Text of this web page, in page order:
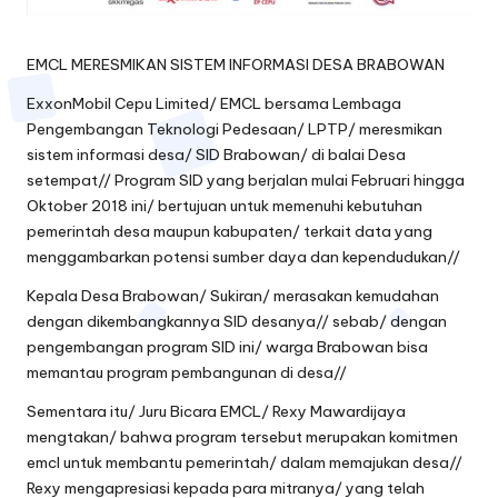
EMCL MERESMIKAN SISTEM INFORMASI DESA BRABOWAN
ExxonMobil Cepu Limited/ EMCL bersama Lembaga
Pengembangan Teknologi Pedesaan/ LPTP/ meresmikan
sistem informasi desa/ SID Brabowan/ di balai Desa
setempat// Program SID yang berjalan mulai Februari hingga
Oktober 2018 ini/ bertujuan untuk memenuhi kebutuhan
pemerintah desa maupun kabupaten/ terkait data yang
menggambarkan potensi sumber daya dan kependudukan//
Kepala Desa Brabowan/ Sukiran/ merasakan kemudahan
dengan dikembangkannya SID desanya// sebab/ dengan
pengembangan program SID ini/ warga Brabowan bisa
memantau program pembangunan di desa//
Sementara itu/ Juru Bicara EMCL/ Rexy Mawardijaya
mengtakan/ bahwa program tersebut merupakan komitmen
emcl untuk membantu pemerintah/ dalam memajukan desa//
Rexy mengapresiasi kepada para mitranya/ yang telah